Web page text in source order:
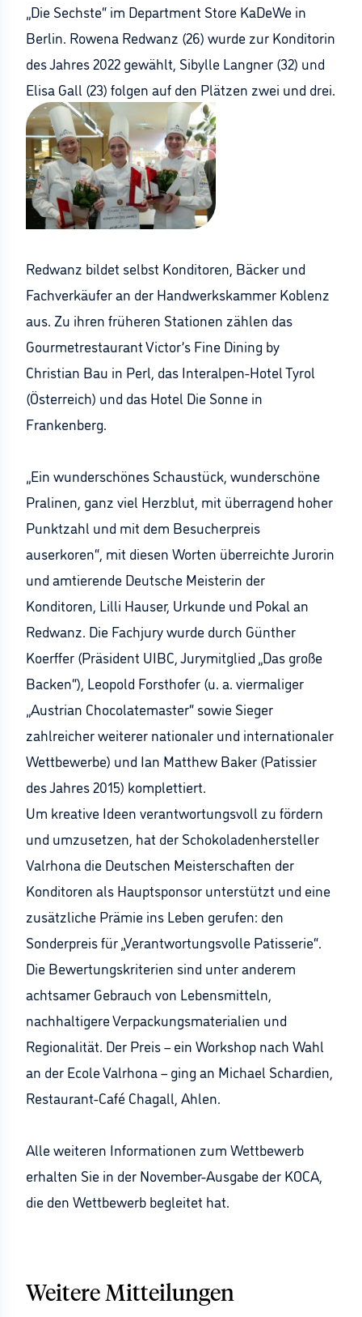
„Die Sechste“ im Department Store KaDeWe in
Berlin. Rowena Redwanz (26) wurde zur Konditorin
des Jahres 2022 gewählt, Sibylle Langner (32) und
Elisa Gall (23) folgen auf den Plätzen zwei und drei.
Redwanz bildet selbst Konditoren, Bäcker und
Fachverkäufer an der Handwerkskammer Koblenz
aus. Zu ihren früheren Stationen zählen das
Gourmetrestaurant Victor’s Fine Dining by
Christian Bau in Perl, das Interalpen-Hotel Tyrol
(Österreich) und das Hotel Die Sonne in
Frankenberg.
„Ein wunderschönes Schaustück, wunderschöne
Pralinen, ganz viel Herzblut, mit überragend hoher
Punktzahl und mit dem Besucherpreis
auserkoren“, mit diesen Worten überreichte Jurorin
und amtierende Deutsche Meisterin der
Konditoren, Lilli Hauser, Urkunde und Pokal an
Redwanz. Die Fachjury wurde durch Günther
Koerffer (Präsident UIBC, Jurymitglied „Das große
Backen“), Leopold Forsthofer (u. a. viermaliger
„Austrian Chocolatemaster“ sowie Sieger
zahlreicher weiterer nationaler und internationaler
Wettbewerbe) und Ian Matthew Baker (Patissier
des Jahres 2015) komplettiert.
Um kreative Ideen verantwortungsvoll zu fördern
und umzusetzen, hat der Schokoladenhersteller
Valrhona die Deutschen Meisterschaften der
Konditoren als Hauptsponsor unterstützt und eine
zusätzliche Prämie ins Leben gerufen: den
Sonderpreis für „Verantwortungsvolle Patisserie“.
Die Bewertungskriterien sind unter anderem
achtsamer Gebrauch von Lebensmitteln,
nachhaltigere Verpackungsmaterialien und
Regionalität. Der Preis – ein Workshop nach Wahl
an der Ecole Valrhona – ging an Michael Schardien,
Restaurant-Café Chagall, Ahlen.
Alle weiteren Informationen zum Wettbewerb
erhalten Sie in der November-Ausgabe der KOCA,
die den Wettbewerb begleitet hat.
Weitere Mitteilungen